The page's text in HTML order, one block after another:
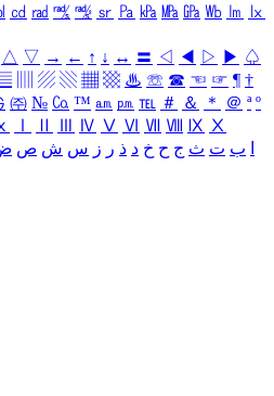
㏅ ㎭ ㎮ ㎯ ㏛ ㎩ ㎪ ㎫ ㎬ ㏝ ㏐
㏓
△ ▽ → ← ↑ ↓ ↔ 〓 ◁ ◀ ▷ ▶ ♤
▨ ▧ ▦ ▩ ♨ ☏ ☎ ☜ ☞ ¶ †
㈜ № ㏇ ™ ㏂ ㏘ ℡ ＃ ＆ ＊ ＠ ª º
Ⅳ Ⅴ Ⅵ Ⅶ Ⅷ Ⅸ Ⅹ
ب ت ث ج ح خ د ذ ر ز س ش ص